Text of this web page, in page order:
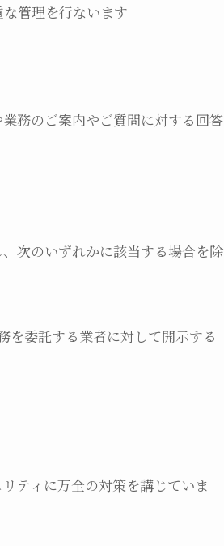
管理を行ないます
務のご案内やご質問に対する回答
次のいずれかに該当する場合を除
を委託する業者に対して開示する
ティに万全の対策を講じていま